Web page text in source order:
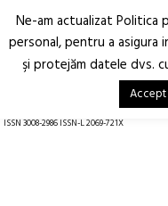
Arhitectură.
Oraș.
ISSN 3008-2986 ISSN-L 2069-721X
Ne-am actualizat Politica
personal, pentru a
şi protejăm datele dvs.
Accept